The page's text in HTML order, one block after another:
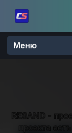
Меню
RESAND -
проекта